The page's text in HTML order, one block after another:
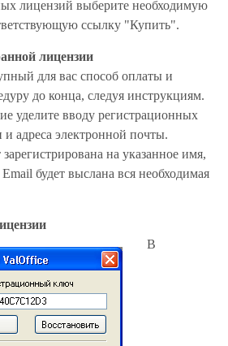
лицензий выберите необходимую
ссылку "Купить".
лицензии
для вас способ оплаты и
до конца, следуя инструкциям.
уделите вводу регистрационных
адреса электронной почты.
на указанное имя,
будет выслана вся необходимая
В